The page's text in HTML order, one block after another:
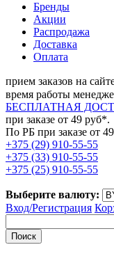
Бренды
Акции
Распродажа
Доставка
Оплата
прием заказов на
время работы
БЕСПЛАТНАЯ
при заказе от 49 руб*.
По РБ при заказе от
+375 (29) 910-55-55
+375 (33) 910-55-55
+375 (25) 910-55-55
Выберите валюту:
Вход/Регистрация
Поиск